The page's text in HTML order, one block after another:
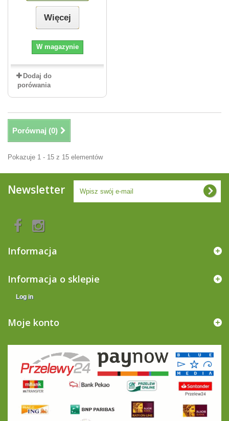
Więcej
W magazynie
Dodaj do
porówania
Porównaj (0)
Pokazuje 1 - 15 z 15 elementów
Newsletter
Informacja
Informacja o sklepie
Log in
Moje konto